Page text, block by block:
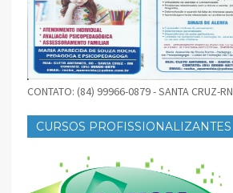
CONTATO: (84) 99966-0879 - SANTA CRUZ-RN
CURSOS PROFISSIONALIZANTES